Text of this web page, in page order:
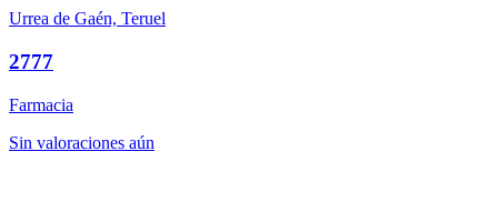
Urrea de Gaén, Teruel
2777
Farmacia
Sin valoraciones aún